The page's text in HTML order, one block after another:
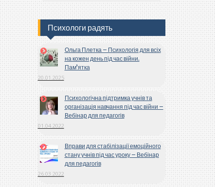
Психологи радять
Ольга Плетка – Психологія для всіх
на кожен день під час війни.
Пам’ятка
20.01.2025
Психологічна підтримка учнів та
організація навчання під час війни –
Вебінар для педагогів
01.04.2022
Вправи для стабілізації емоційного
стану учнів під час уроку – Вебінар
для педагогів
26.03.2022